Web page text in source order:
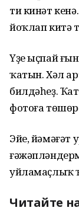
ти кинәт
йоҡлап китә
Үҙе ыҫпай
ҡатын. Хәл
билдәһеҙ.
фотоға
Эйе, йәмәғәт
уйламаҫлыҡ
Читайте